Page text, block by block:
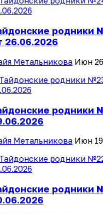
родники
26.06.2026
Метальникова Июн
родники
Метальникова Июн
родники